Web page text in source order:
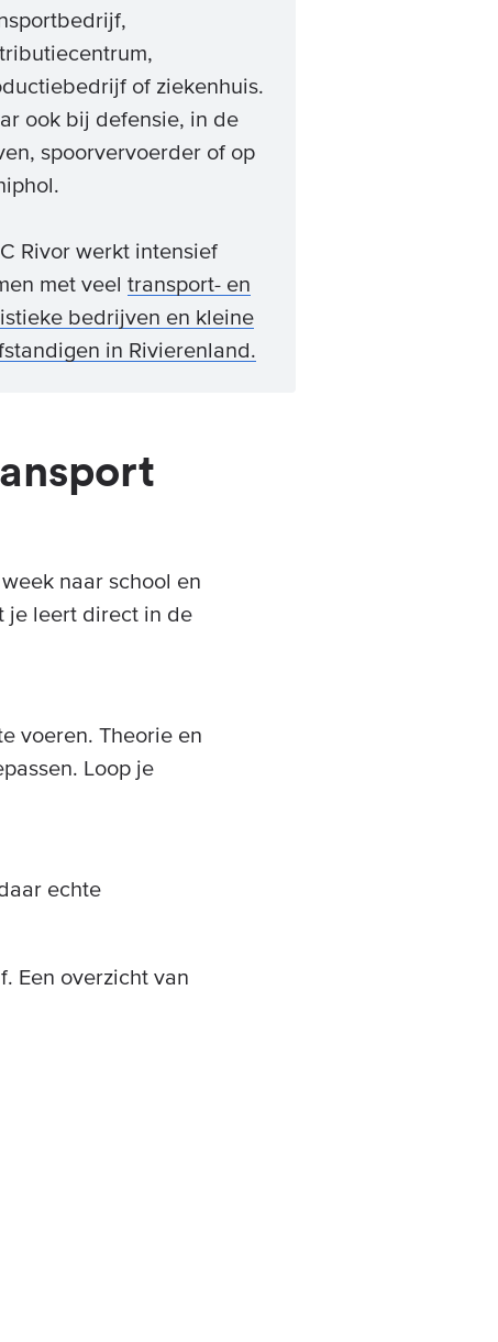
of ziekenhuis.
ook bij defensie, in de
spoorvervoerder of op
Rivor werkt intensief
met veel transport- en
bedrijven en kleine
in Rivierenland.
naar school en
je leert direct in de
voeren. Theorie en
Loop je
echte
Een overzicht van